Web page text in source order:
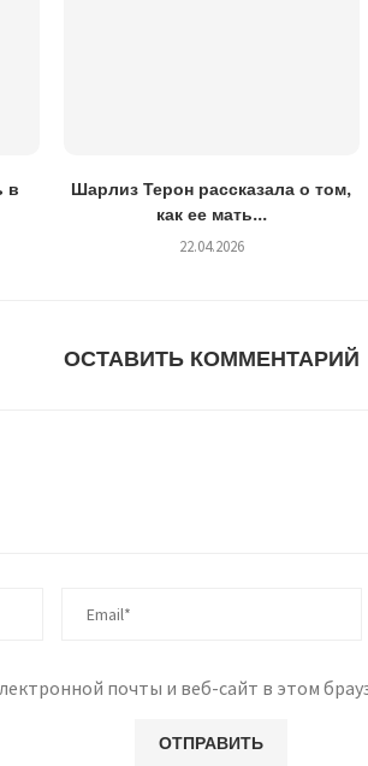
в
Шарлиз Терон рассказала о том,
как ее мать...
22.04.2026
ОСТАВИТЬ КОММЕНТАРИЙ
почты и веб-сайт в этом